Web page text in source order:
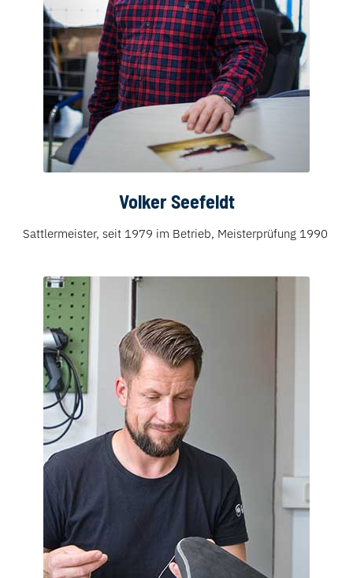
Volker Seefeldt
Sattlermeister, seit 1979 im Betrieb, Meisterprüfung 1990